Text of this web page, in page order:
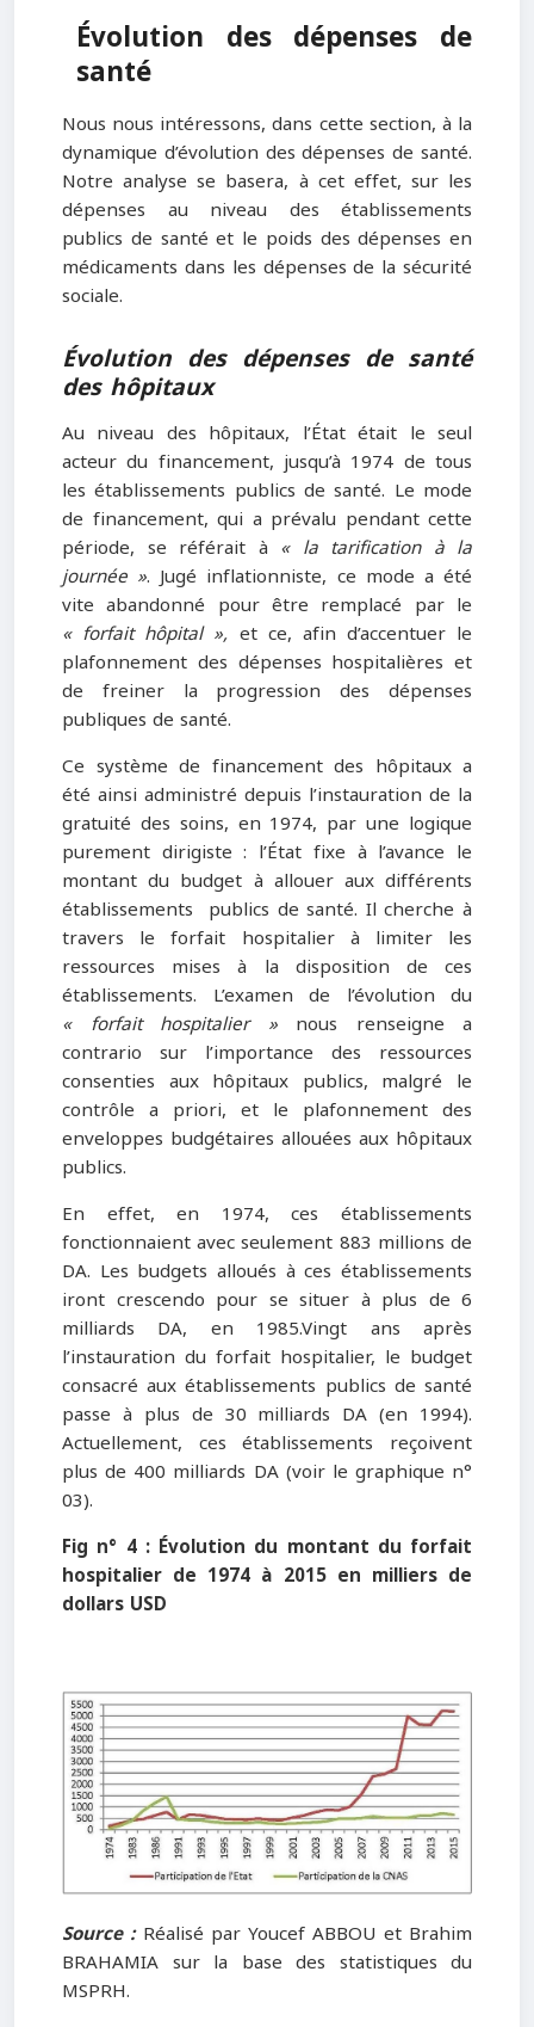
Évolution des dépenses de
santé
Nous nous intéressons, dans cette section, à la
dynamique d’évolution des dépenses de santé.
Notre analyse se basera, à cet effet, sur les
dépenses au niveau des établissements
publics de santé et le poids des dépenses en
médicaments dans les dépenses de la sécurité
sociale.
Évolution des dépenses de santé
des hôpitaux
Au niveau des hôpitaux, l’État était le seul
acteur du financement, jusqu’à 1974 de tous
les établissements publics de santé. Le mode
de financement, qui a prévalu pendant cette
période, se référait à « la tarification à la
journée ». Jugé inflationniste, ce mode a été
vite abandonné pour être remplacé par le
« forfait hôpital », et ce, afin d’accentuer le
plafonnement des dépenses hospitalières et
de freiner la progression des dépenses
publiques de santé.
Ce système de financement des hôpitaux a
été ainsi administré depuis l’instauration de la
gratuité des soins, en 1974, par une logique
purement dirigiste : l’État fixe à l’avance le
montant du budget à allouer aux différents
établissements publics de santé. Il cherche à
travers le forfait hospitalier à limiter les
ressources mises à la disposition de ces
établissements. L’examen de l’évolution du
« forfait hospitalier » nous renseigne a
contrario sur l’importance des ressources
consenties aux hôpitaux publics, malgré le
contrôle a priori, et le plafonnement des
enveloppes budgétaires allouées aux hôpitaux
publics.
En effet, en 1974, ces établissements
fonctionnaient avec seulement 883 millions de
DA. Les budgets alloués à ces établissements
iront crescendo pour se situer à plus de 6
milliards DA, en 1985.Vingt ans après
l’instauration du forfait hospitalier, le budget
consacré aux établissements publics de santé
passe à plus de 30 milliards DA (en 1994).
Actuellement, ces établissements reçoivent
plus de 400 milliards DA (voir le graphique n°
03).
Fig n° 4 : Évolution du montant du forfait
hospitalier de 1974 à 2015 en milliers de
dollars USD
Source : Réalisé par Youcef ABBOU et Brahim
BRAHAMIA sur la base des statistiques du
MSPRH.